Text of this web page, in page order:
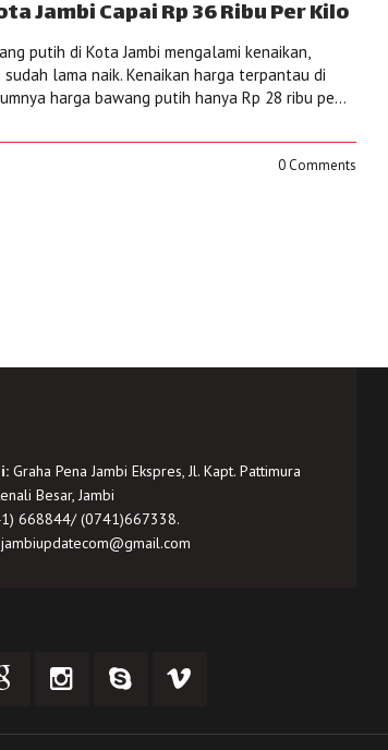
Jambi Capai Rp 36 Ribu Per Kilo
putih di Kota Jambi mengalami kenaikan,
lama naik. Kenaikan harga terpantau di
harga bawang putih hanya Rp 28 ribu pe...
0 Comments
Graha Pena Jambi Ekspres, Jl. Kapt. Pattimura
Besar, Jambi
668844/ (0741)667338.
jambiupdatecom@gmail.com